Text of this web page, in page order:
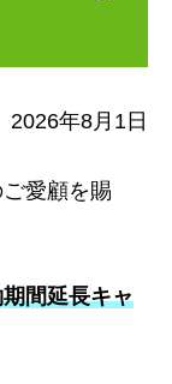
2026年8月1日
愛顧を賜
間延長キャ